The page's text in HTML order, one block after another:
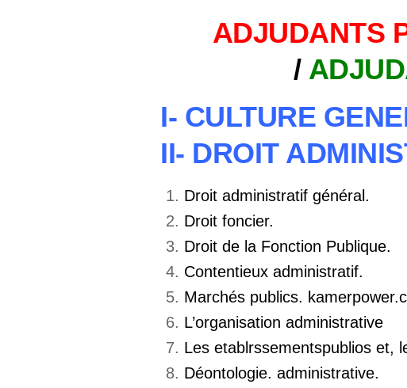
ADJUDANTS
/
I- CULTURE
II- DROIT
Droit administratif général.
Droit foncier.
Droit de la Fonction Publique.
Contentieux administratif.
Marchés publics.
L’organisation administrative
Les etablrssementspublios et,
Déontologie. administrative.